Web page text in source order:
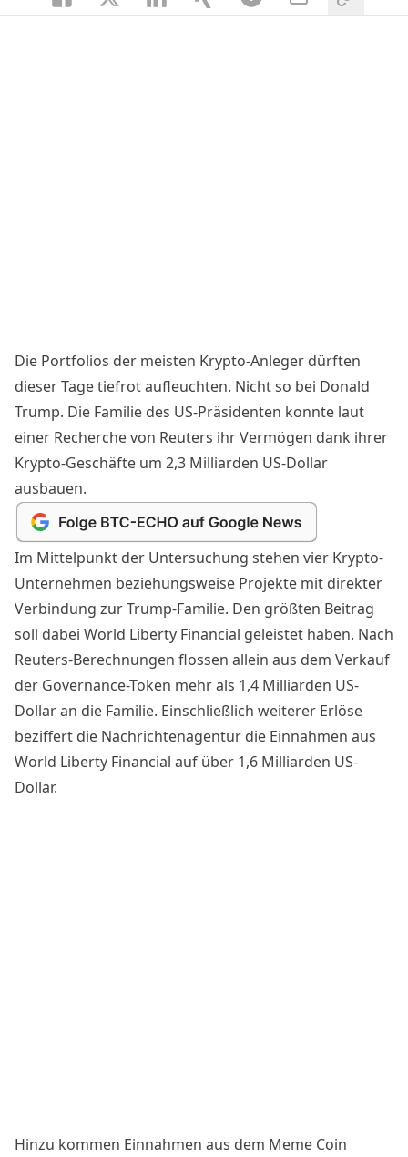
Die Portfolios der meisten Krypto-Anleger dürften
dieser Tage tiefrot aufleuchten. Nicht so bei Donald
Trump. Die Familie des US-Präsidenten konnte laut
einer Recherche von Reuters ihr Vermögen dank ihrer
Krypto-Geschäfte um 2,3 Milliarden US-Dollar
ausbauen.
Im Mittelpunkt der Untersuchung stehen vier Krypto-
Unternehmen beziehungsweise Projekte mit direkter
Verbindung zur Trump-Familie. Den größten Beitrag
soll dabei World Liberty Financial geleistet haben. Nach
Reuters-Berechnungen flossen allein aus dem Verkauf
der Governance-Token mehr als 1,4 Milliarden US-
Dollar an die Familie. Einschließlich weiterer Erlöse
beziffert die Nachrichtenagentur die Einnahmen aus
World Liberty Financial auf über 1,6 Milliarden US-
Dollar.
Hinzu kommen Einnahmen aus dem Meme Coin